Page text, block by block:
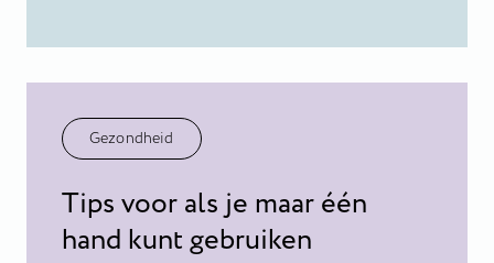
Gezondheid
Tips voor als je maar één
hand kunt gebruiken